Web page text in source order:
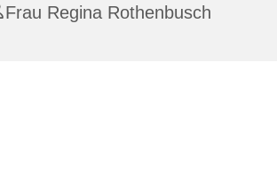
Frau Regina Rothenbusch